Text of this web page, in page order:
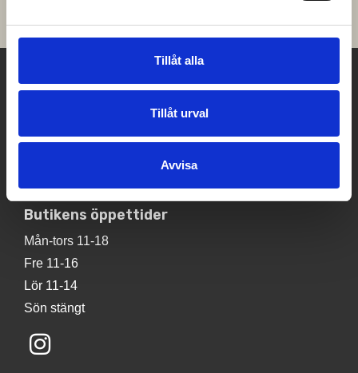
Tillåt alla
Tillåt urval
Avvisa
Butikens öppettider
Mån-tors 11-18
Fre 11-16
Lör 11-14
Sön stängt